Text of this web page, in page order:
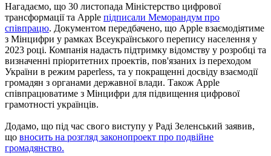
Нагадаємо, що 30 листопада Міністерство цифрової
трансформації та Apple підписали Меморандум про
співпрацю. Документом передбачено, що Apple взаємодіятиме
з Мінцифри у рамках Всеукраїнського перепису населення у
2023 році. Компанія надасть підтримку відомству у розробці та
визначенні пріоритетних проектів, пов'язаних із переходом
України в режим paperless, та у покращенні досвіду взаємодії
громадян з органами державної влади. Також Apple
співпрацюватиме з Мінцифри для підвищення цифрової
грамотності українців.
Додамо, що під час свого виступу у Раді Зеленський заявив,
що вносить на розгляд законопроект про подвійне
громадянство.